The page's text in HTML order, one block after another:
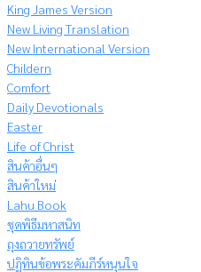
King James Version
New Living Translation
New International Version
Childern
Comfort
Daily Devotionals
Easter
Life of Christ
สินค้าอื่นๆ
สินค้าใหม่
Lahu Book
ชุดพิธีมหาสนิท
ถุงถวายทรัพย์
ปฏิทินข้อพระคัมภีร์หนุนใจ